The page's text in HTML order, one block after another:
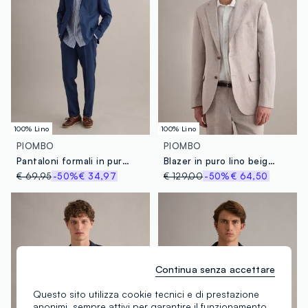
100% Lino
PIOMBO
Pantaloni formali in puro lino blu slim fit
€ 69,95-50%€ 34,97
100% Lino
PIOMBO
Blazer in puro lino beige slim fit
€ 129,00-50%€ 64,50
Questo sito utilizza cookie tecnici e di prestazione
Continua senza accettare